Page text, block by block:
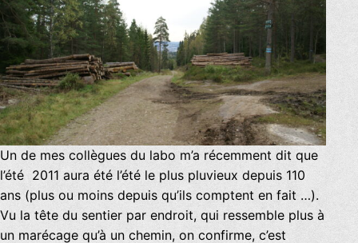
Un de mes collègues du labo m’a récemment dit que
l’été 2011 aura été l’été le plus pluvieux depuis 110
ans (plus ou moins depuis qu’ils comptent en fait …).
Vu la tête du sentier par endroit, qui ressemble plus à
un marécage qu’à un chemin, on confirme, c’est